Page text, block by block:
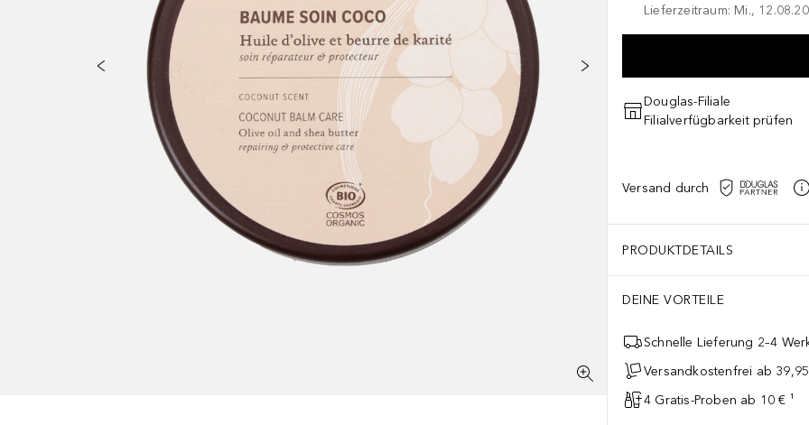
Lieferzeitraum: Mi.,
Douglas-Filiale
Filialverfügbarkeit prüfen
Versand durch
PRODUKTDETAILS
DEINE VORTEILE
Schnelle Lieferung 2–4
Versandkostenfrei ab
4 Gratis-Proben ab 10 € ¹